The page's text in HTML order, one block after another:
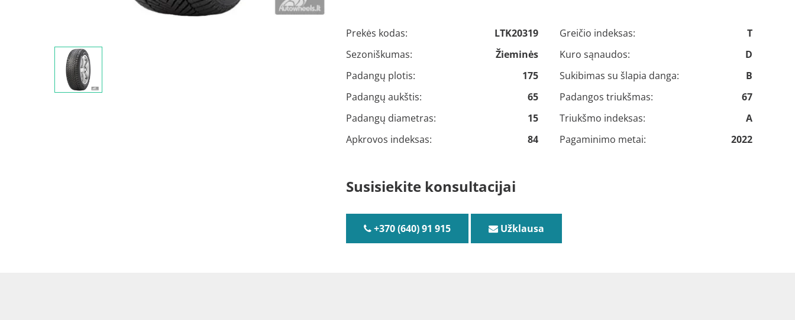
Prekės kodas:
LTK20319
Sezoniškumas:
Žieminės
Padangų plotis:
175
Padangų aukštis:
65
Padangų diametras:
15
Apkrovos indeksas:
84
Greičio indeksas:
T
Kuro sąnaudos:
D
Sukibimas su šlapia danga:
B
Padangos triukšmas:
67
Triukšmo indeksas:
A
Pagaminimo metai:
2022
Susisiekite konsultacijai
+370 (640) 91 915 Užklausa